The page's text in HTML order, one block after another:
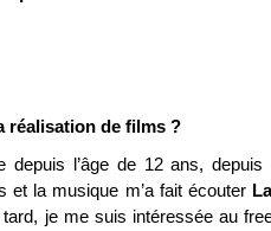
réalisation de films ?
l’âge de 12 ans, depuis
et la musique m’a fait écouter
je me suis intéressée au